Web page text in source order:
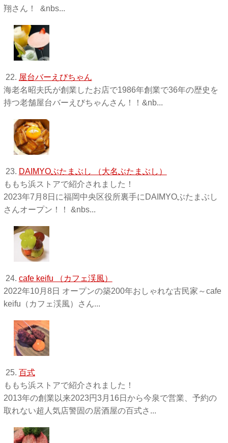
翔さん！ &nbs...
22. 屋台バーえびちゃん
海老名昭夫氏が創業したお店で1986年創業で36年の歴史を
持つ老舗屋台バーえびちゃんさん！！&nb...
23. DAIMYOぶたまぶし （大名ぶたまぶし）
ももち浜ストアで紹介されました！
2023年7月8日に福岡中央区役所裏手にDAIMYOぶたまぶし
さんオープン！！ &nbs...
24. cafe keifu （カフェ渓風）
2022年10月8日 オープンの築200年おしゃれな古民家～cafe
keifu（カフェ渓風）さん...
25. 百式
ももち浜ストアで紹介されました！
2013年の創業以来2023円3月16日から今泉で営業、予約の
取れない超人気店警固の居酒屋の百式さ...